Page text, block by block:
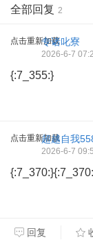
全部回复 2
点击重新加载专诸叱寮
2026-6-7
{:7_355:}
点击重新加载超越自我
2026-6-7
回复